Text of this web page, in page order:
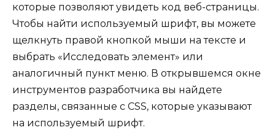
которые позволяют увидеть код веб-страницы.
Чтобы найти используемый шрифт, вы можете
щелкнуть правой кнопкой мыши на тексте и
выбрать «Исследовать элемент» или
аналогичный пункт меню. В открывшемся окне
инструментов разработчика вы найдете
разделы, связанные с CSS, которые указывают
на используемый шрифт.